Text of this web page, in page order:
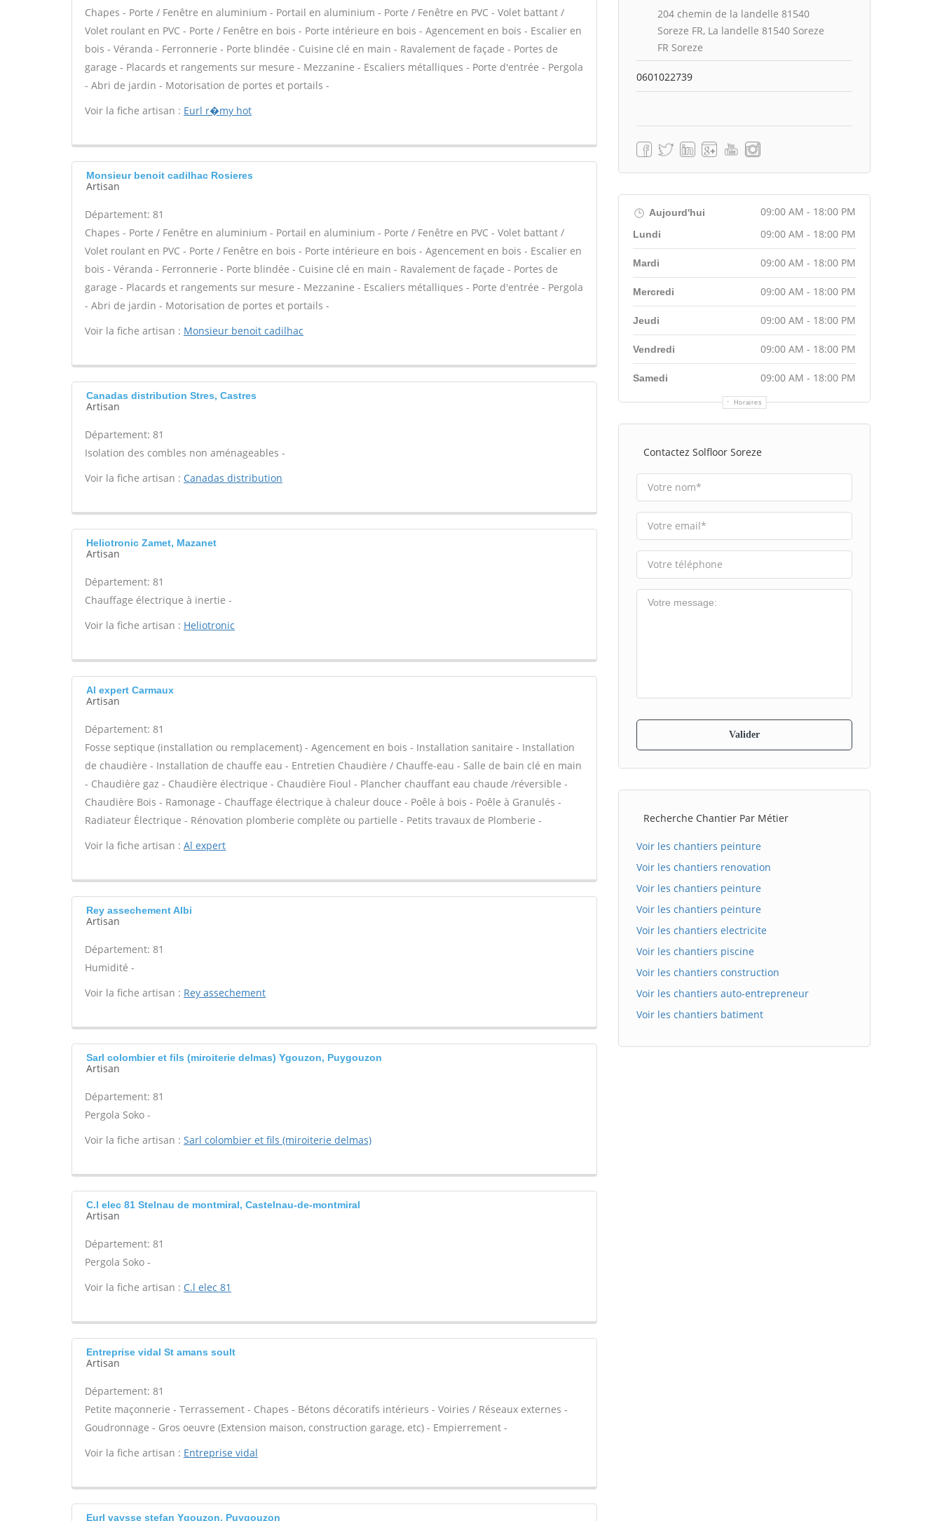
Chapes - Porte / Fenêtre en aluminium - Portail en aluminium - Porte / Fenêtre en PVC - Volet battant /
Volet roulant en PVC - Porte / Fenêtre en bois - Porte intérieure en bois - Agencement en bois - Escalier en
bois - Véranda - Ferronnerie - Porte blindée - Cuisine clé en main - Ravalement de façade - Portes de
garage - Placards et rangements sur mesure - Mezzanine - Escaliers métalliques - Porte d'entrée - Pergola
- Abri de jardin - Motorisation de portes et portails -
Voir la fiche artisan : Eurl r�my hot
Monsieur benoit cadilhac Rosieres
Artisan
Département: 81
Chapes - Porte / Fenêtre en aluminium - Portail en aluminium - Porte / Fenêtre en PVC - Volet battant /
Volet roulant en PVC - Porte / Fenêtre en bois - Porte intérieure en bois - Agencement en bois - Escalier en
bois - Véranda - Ferronnerie - Porte blindée - Cuisine clé en main - Ravalement de façade - Portes de
garage - Placards et rangements sur mesure - Mezzanine - Escaliers métalliques - Porte d'entrée - Pergola
- Abri de jardin - Motorisation de portes et portails -
Voir la fiche artisan : Monsieur benoit cadilhac
Canadas distribution Stres, Castres
Artisan
Département: 81
Isolation des combles non aménageables -
Voir la fiche artisan : Canadas distribution
Heliotronic Zamet, Mazanet
Artisan
Département: 81
Chauffage électrique à inertie -
Voir la fiche artisan : Heliotronic
Al expert Carmaux
Artisan
Département: 81
Fosse septique (installation ou remplacement) - Agencement en bois - Installation sanitaire - Installation
de chaudière - Installation de chauffe eau - Entretien Chaudière / Chauffe-eau - Salle de bain clé en main
- Chaudière gaz - Chaudière électrique - Chaudière Fioul - Plancher chauffant eau chaude /réversible -
Chaudière Bois - Ramonage - Chauffage électrique à chaleur douce - Poêle à bois - Poêle à Granulés -
Radiateur Électrique - Rénovation plomberie complète ou partielle - Petits travaux de Plomberie -
Voir la fiche artisan : Al expert
Rey assechement Albi
Artisan
Département: 81
Humidité -
Voir la fiche artisan : Rey assechement
Sarl colombier et fils (miroiterie delmas) Ygouzon, Puygouzon
Artisan
Département: 81
Pergola Soko -
Voir la fiche artisan : Sarl colombier et fils (miroiterie delmas)
C.l elec 81 Stelnau de montmiral, Castelnau-de-montmiral
Artisan
Département: 81
Pergola Soko -
Voir la fiche artisan : C.l elec 81
Entreprise vidal St amans soult
Artisan
Département: 81
Petite maçonnerie - Terrassement - Chapes - Bétons décoratifs intérieurs - Voiries / Réseaux externes -
Goudronnage - Gros oeuvre (Extension maison, construction garage, etc) - Empierrement -
Voir la fiche artisan : Entreprise vidal
Eurl vaysse stefan Ygouzon, Puygouzon
204 chemin de la landelle 81540
Soreze FR, La landelle 81540 Soreze
FR Soreze
0601022739
Aujourd'hui 09:00 AM - 18:00 PM
Horaires
Lundi 09:00 AM - 18:00 PM
Mardi 09:00 AM - 18:00 PM
Mercredi 09:00 AM - 18:00 PM
Jeudi 09:00 AM - 18:00 PM
Vendredi 09:00 AM - 18:00 PM
Samedi 09:00 AM - 18:00 PM
Contactez Solfloor Soreze
Recherche Chantier Par Métier
Voir les chantiers peinture
Voir les chantiers renovation
Voir les chantiers peinture
Voir les chantiers peinture
Voir les chantiers electricite
Voir les chantiers piscine
Voir les chantiers construction
Voir les chantiers auto-entrepreneur
Voir les chantiers batiment